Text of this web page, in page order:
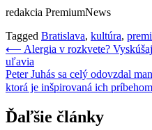
redakcia PremiumNews
Tagged Bratislava, kultúra,
Navigácia
v
článku
⟵ Alergia v rozkvete?
uľavia
Peter Juhás sa celý odovzdal
ktorá je inšpirovaná ich
Ďaľšie články